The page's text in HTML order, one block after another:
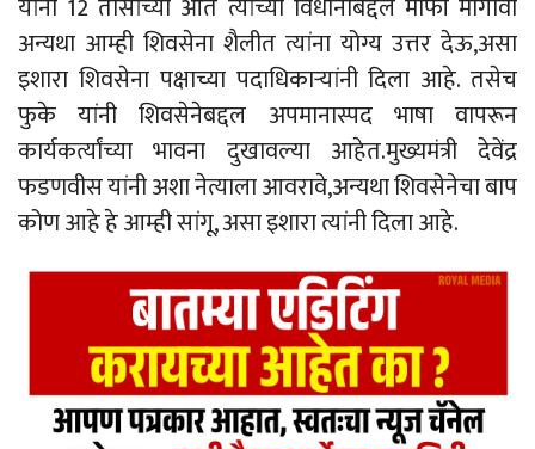
यांनी 12 तासांच्या आत त्यांच्या विधानाबद्दल माफी मागावी
अन्यथा आम्ही शिवसेना शैलीत त्यांना योग्य उत्तर देऊ,असा
इशारा शिवसेना पक्षाच्या पदाधिकाऱ्यांनी दिला आहे. तसेच
फुके यांनी शिवसेनेबद्दल अपमानास्पद भाषा वापरून
कार्यकर्त्यांच्या भावना दुखावल्या आहेत.मुख्यमंत्री देवेंद्र
फडणवीस यांनी अशा नेत्याला आवरावे,अन्यथा शिवसेनेचा बाप
कोण आहे हे आम्ही सांगू, असा इशारा त्यांनी दिला आहे.